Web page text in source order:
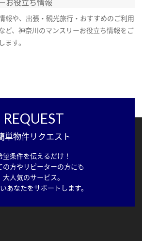
報や、出張・観光旅行・おすすめのご利用
ど、神奈川のマンスリーお役立ち情報をご
ます。
REQUEST
単物件リクエスト
望条件を伝えるだけ！
の方やリピーターの方にも
大人気のサービス。
あなたをサポートします。